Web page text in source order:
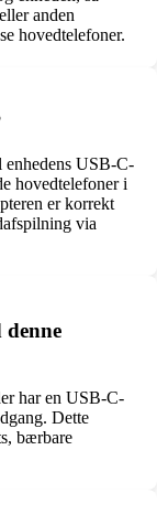
anden
hovedtelefoner.
enhedens USB-C-
hovedtelefoner i
er korrekt
via
denne
har en USB-C-
Dette
bærbare